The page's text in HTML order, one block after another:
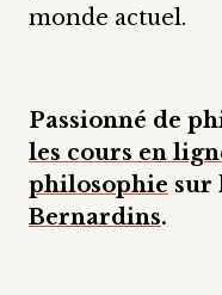
monde actuel.
Passionné de
les cours en
philosophie sur
Bernardins.